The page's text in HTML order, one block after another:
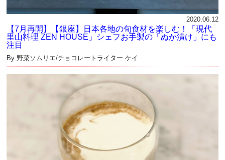
2020.06.12
【7月再開】【銀座】日本各地の旬食材を楽しむ！「現代
里山料理 ZEN HOUSE」シェフお手製の「ぬか漬け」にも
注目
By 野菜ソムリエ/チョコレートライター ケイ